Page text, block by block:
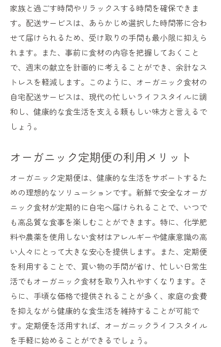
家族と過ごす時間やリラックスする時間を確保できま
す。配送サービスは、あらかじめ選択した時間帯に合わ
せて届けられるため、受け取りの手間も最小限に抑えら
れます。また、事前に食材の内容を把握しておくこと
で、週末の献立を計画的に考えることができ、余計なス
トレスを軽減します。このように、オーガニック食材の
自宅配送サービスは、現代の忙しいライフスタイルに調
和し、健康的な食生活を支える頼もしい味方と言えるで
しょう。
オーガニック定期便の利用メリット
オーガニック定期便は、健康的な生活をサポートするた
めの理想的なソリューションです。新鮮で安全なオーガ
ニック食材が定期的に自宅へ届けられることで、いつで
も高品質な食事を楽しむことができます。特に、化学肥
料や農薬を使用しない食材はアレルギーや健康意識の高
い人々にとって大きな安心を提供します。また、定期便
を利用することで、買い物の手間が省け、忙しい日常生
活でもオーガニック食材を取り入れやすくなります。さ
らに、手頃な価格で提供されることが多く、家庭の食費
を抑えながら健康的な食生活を維持することが可能で
す。定期便を活用すれば、オーガニックライフスタイル
を手軽に始めることができるでしょう。